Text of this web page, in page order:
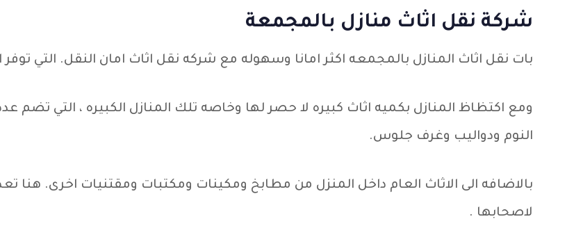
شركة نقل اثاث منازل بالمجمعة
بات نقل اثاث المنازل بالمجمعه اكثر امانا وسهوله مع شركه نقل اثاث امان النقل. التي
ومع اكتظاظ المنازل بكميه اثاث كبيره لا حصر لها وخاصه تلك المنازل الكبيره ، التي تضم
النوم ودواليب وغرف جلوس.
بالاضافه الى الاثاث العام داخل المنزل من مطابخ ومكينات ومكتبات ومقتنيات اخرى. هنا
لاصحابها .